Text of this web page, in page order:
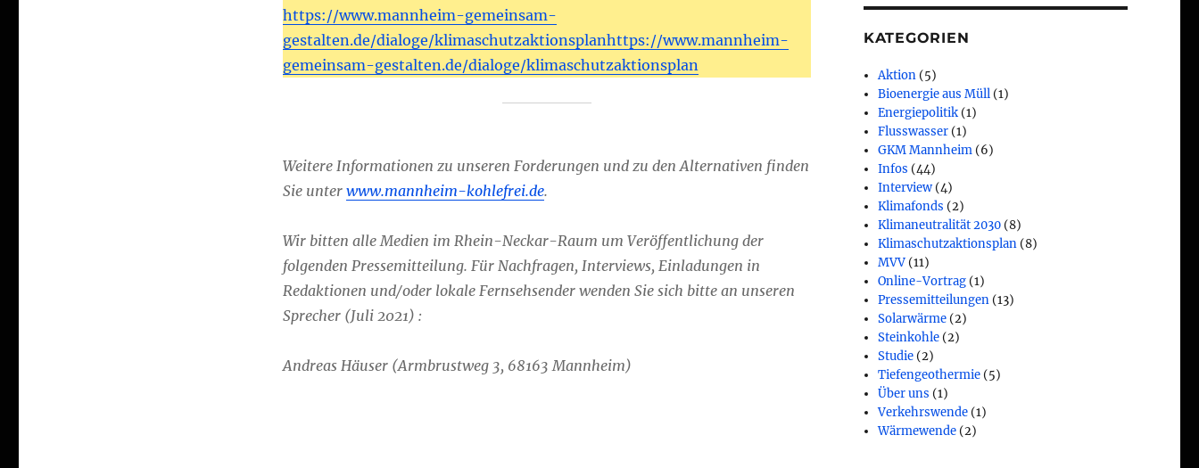
https://www.mannheim-gemeinsam-
gestalten.de/dialoge/klimaschutzaktionsplanhttps://www.mannheim-
gemeinsam-gestalten.de/dialoge/klimaschutzaktionsplan
Weitere Informationen zu unseren Forderungen und zu den Alternativen finden
Sie unter www.mannheim-kohlefrei.de.
Wir bitten alle Medien im Rhein-Neckar-Raum um Veröffentlichung der
folgenden Pressemitteilung. Für Nachfragen, Interviews, Einladungen in
Redaktionen und/oder lokale Fernsehsender wenden Sie sich bitte an unseren
Sprecher (Juli 2021) :
Andreas Häuser (Armbrustweg 3, 68163 Mannheim)
KATEGORIEN
Aktion (5)
Bioenergie aus Müll (1)
Energiepolitik (1)
Flusswasser (1)
GKM Mannheim (6)
Infos (44)
Interview (4)
Klimafonds (2)
Klimaneutralität 2030 (8)
Klimaschutzaktionsplan (8)
MVV (11)
Online-Vortrag (1)
Pressemitteilungen (13)
Solarwärme (2)
Steinkohle (2)
Studie (2)
Tiefengeothermie (5)
Über uns (1)
Verkehrswende (1)
Wärmewende (2)